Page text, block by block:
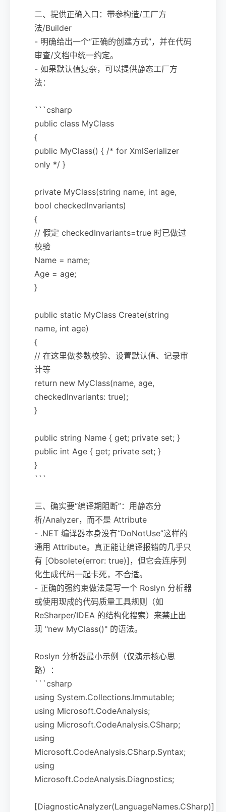
二、提供正确入口：带参构造/工厂方
法/Builder
- 明确给出一个“正确的创建方式”，并在代码
审查/文档中统一约定。
- 如果默认值复杂，可以提供静态工厂方
法：
```csharp
public class MyClass
{
public MyClass() { /* for XmlSerializer
only */ }
private MyClass(string name, int age,
bool checkedInvariants)
{
// 假定 checkedInvariants=true 时已做过
校验
Name = name;
Age = age;
}
public static MyClass Create(string
name, int age)
{
// 在这里做参数校验、设置默认值、记录审
计等
return new MyClass(name, age,
checkedInvariants: true);
}
public string Name { get; private set; }
public int Age { get; private set; }
}
```
三、确实要“编译期阻断”：用静态分
析/Analyzer，而不是 Attribute
- .NET 编译器本身没有“DoNotUse”这样的
通用 Attribute。真正能让编译报错的几乎只
有 [Obsolete(error: true)]，但它会连序列
化生成代码一起卡死，不合适。
- 正确的强约束做法是写一个 Roslyn 分析器
或使用现成的代码质量工具规则（如
ReSharper/IDEA 的结构化搜索）来禁止出
现 "new MyClass()" 的语法。
Roslyn 分析器最小示例（仅演示核心思
路）：
```csharp
using System.Collections.Immutable;
using Microsoft.CodeAnalysis;
using Microsoft.CodeAnalysis.CSharp;
using
Microsoft.CodeAnalysis.CSharp.Syntax;
using
Microsoft.CodeAnalysis.Diagnostics;
[DiagnosticAnalyzer(LanguageNames.CSharp)]